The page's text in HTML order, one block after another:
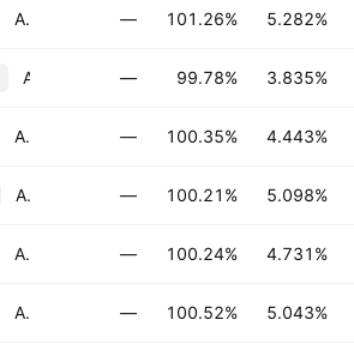
American Express Company 5.282% 27-JUL-2029 — 101.26% 5.282%
— 99.78% 3.835%
American Express Company FRN 20-JUL-2029 — 100.35% 4.443%
American Express Company 5.098% 16-FEB-2028 — 100.21% 5.098%
American Express Company 4.731% 25-APR-2029 — 100.24% 4.731%
American Express Company 5.043% 26-JUL-2028 — 100.52% 5.043%